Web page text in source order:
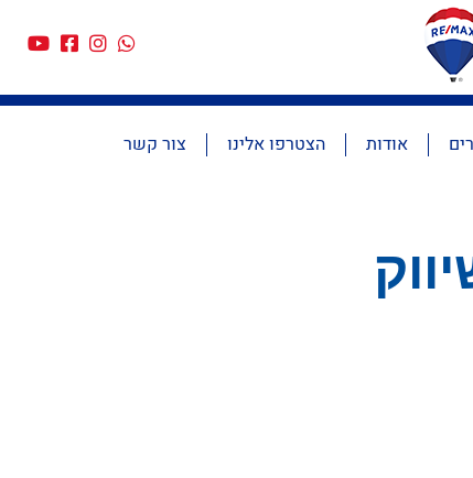
אודות הצטרפו אלינו צור קשר